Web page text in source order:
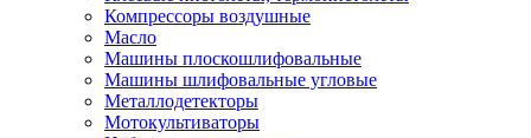
Компрессоры воздушные
Масло
Машины плоскошлифовальные
Машины шлифовальные угловые
Металлодетекторы
Мотокультиваторы